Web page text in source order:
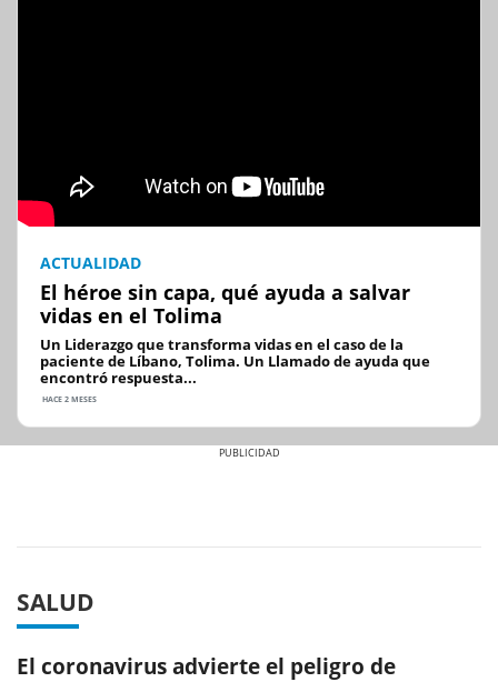
ACTUALIDAD
El héroe sin capa, qué ayuda a salvar
vidas en el Tolima
Un Liderazgo que transforma vidas en el caso de la
paciente de Líbano, Tolima. Un Llamado de ayuda que
encontró respuesta...
HACE 2 MESES
SALUD
El coronavirus advierte el peligro de